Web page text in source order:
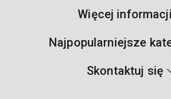
Więcej informacji
Najpopularniejsze
Skontaktuj się